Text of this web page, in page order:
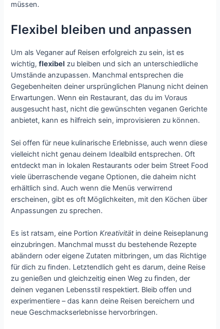
müssen.
Flexibel bleiben und anpassen
Um als Veganer auf Reisen erfolgreich zu sein, ist es
wichtig,flexibel zu bleiben und sich an unterschiedliche
Umstände anzupassen. Manchmal entsprechen die
Gegebenheiten deiner ursprünglichen Planung nicht deinen
Erwartungen. Wenn ein Restaurant, das du im Voraus
ausgesucht hast, nicht die gewünschten veganen Gerichte
anbietet, kann es hilfreich sein, improvisieren zu können.
Sei offen für neue kulinarische Erlebnisse, auch wenn diese
vielleicht nicht genau deinem Idealbild entsprechen. Oft
entdeckt man in lokalen Restaurants oder beim Street Food
viele überraschende vegane Optionen, die daheim nicht
erhältlich sind. Auch wenn die Menüs verwirrend
erscheinen, gibt es oft Möglichkeiten, mit den Köchen über
Anpassungen zu sprechen.
Es ist ratsam, eine PortionKreativitätin deine Reiseplanung
einzubringen. Manchmal musst du bestehende Rezepte
abändern oder eigene Zutaten mitbringen, um das Richtige
für dich zu finden. Letztendlich geht es darum, deine Reise
zu genießen und gleichzeitig einen Weg zu finden, der
deinen veganen Lebensstil respektiert. Bleib offen und
experimentiere – das kann deine Reisen bereichern und
neue Geschmackserlebnisse hervorbringen.